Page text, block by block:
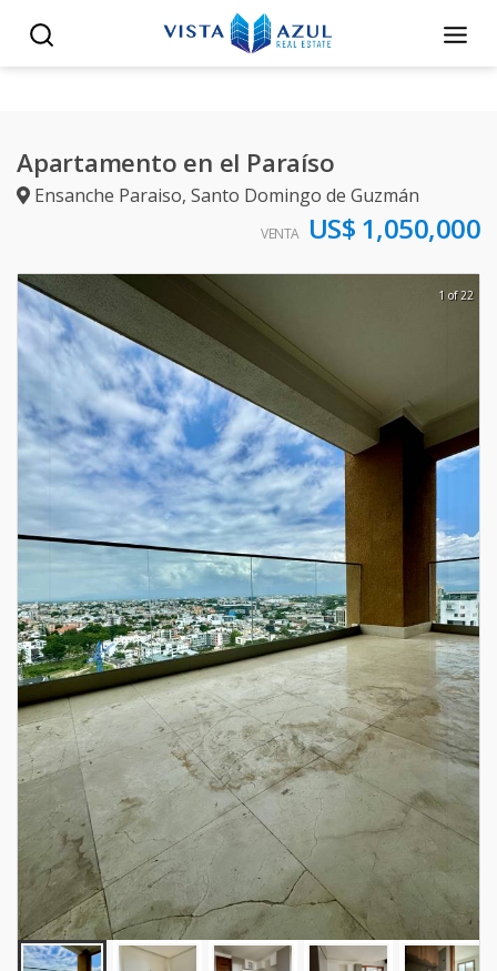
Apartamento en el Paraíso
Ensanche Paraiso, Santo Domingo de Guzmán
VENTA US$ 1,050,000
1 of 22